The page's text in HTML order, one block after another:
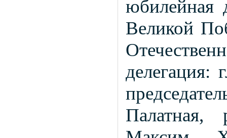
юбилейная
Великой
делегация:
Палатная,